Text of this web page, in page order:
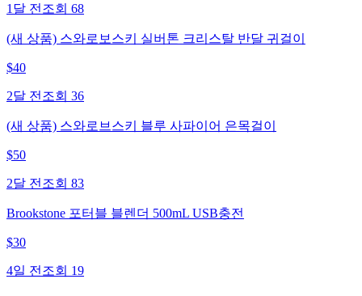
1달 전 조회 68
(새 상품) 스와로보스키 실버톤 크리스탈 반달 귀걸이
$40
2달 전 조회 36
(새 상품) 스와로브스키 블루 사파이어 은목걸이
$50
2달 전 조회 83
Brookstone 포터블 블렌더 500mL USB충전
$30
4일 전 조회 19